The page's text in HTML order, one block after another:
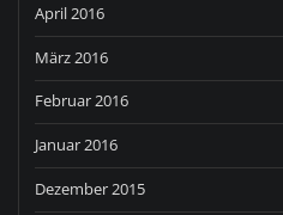
April 2016
März 2016
Februar 2016
Januar 2016
Dezember 2015